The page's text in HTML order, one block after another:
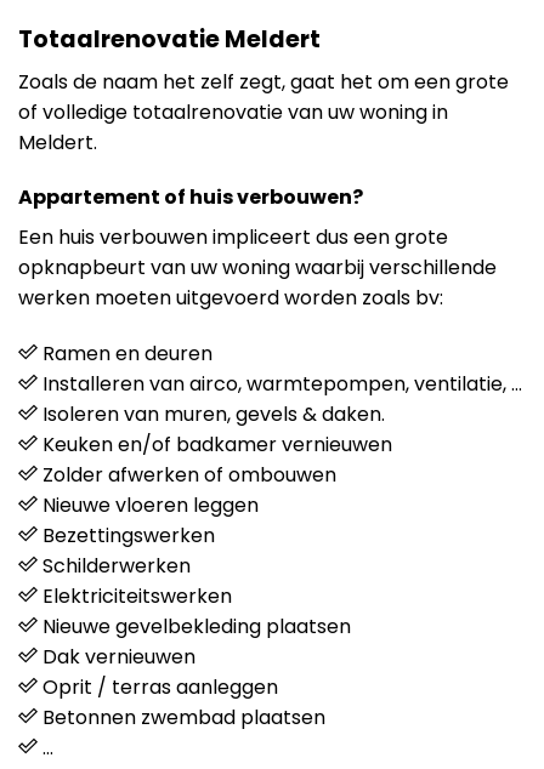
Totaalrenovatie Meldert
Zoals de naam het zelf zegt, gaat het om een grote
of volledige totaalrenovatie van uw woning in
Meldert.
Appartement of huis verbouwen?
Een huis verbouwen impliceert dus een grote
opknapbeurt van uw woning waarbij verschillende
werken moeten uitgevoerd worden zoals bv:
Ramen en deuren
Installeren van airco, warmtepompen, ventilatie, …
Isoleren van muren, gevels & daken.
Keuken en/of badkamer vernieuwen
Zolder afwerken of ombouwen
Nieuwe vloeren leggen
Bezettingswerken
Schilderwerken
Elektriciteitswerken
Nieuwe gevelbekleding plaatsen
Dak vernieuwen
Oprit / terras aanleggen
Betonnen zwembad plaatsen
…